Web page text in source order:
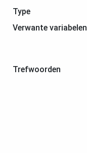
Type
Verwante variabelen
Trefwoorden